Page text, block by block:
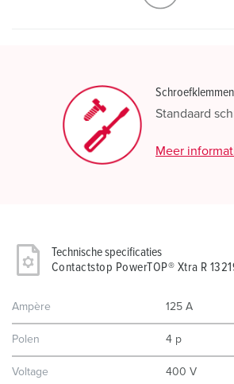
Schroefklemmen
Standaard
Meer
Technische specificaties
Contactstop PowerTOP® Xtra R
Ampère 125 A
Polen 4 p
Voltage 400 V